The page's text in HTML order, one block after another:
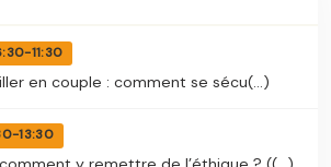
11:30
en couple : comment se sécu(...)
13:30